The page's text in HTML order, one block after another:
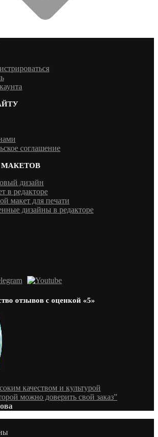
соглашение
МАКЕТОВ
дизайн
в редакторе
макет для печати
дизайны в редакторе
отзывов с оценкой «5»
качеством и культурой
можно доверить свой заказ”